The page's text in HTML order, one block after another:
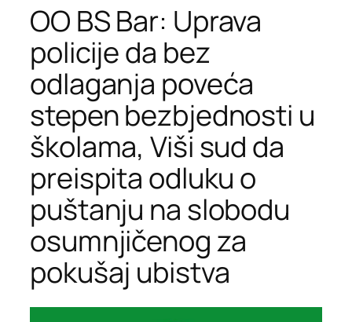
OO BS Bar: Uprava
policije da bez
odlaganja poveća
stepen bezbjednosti u
školama, Viši sud da
preispita odluku o
puštanju na slobodu
osumnjičenog za
pokušaj ubistva